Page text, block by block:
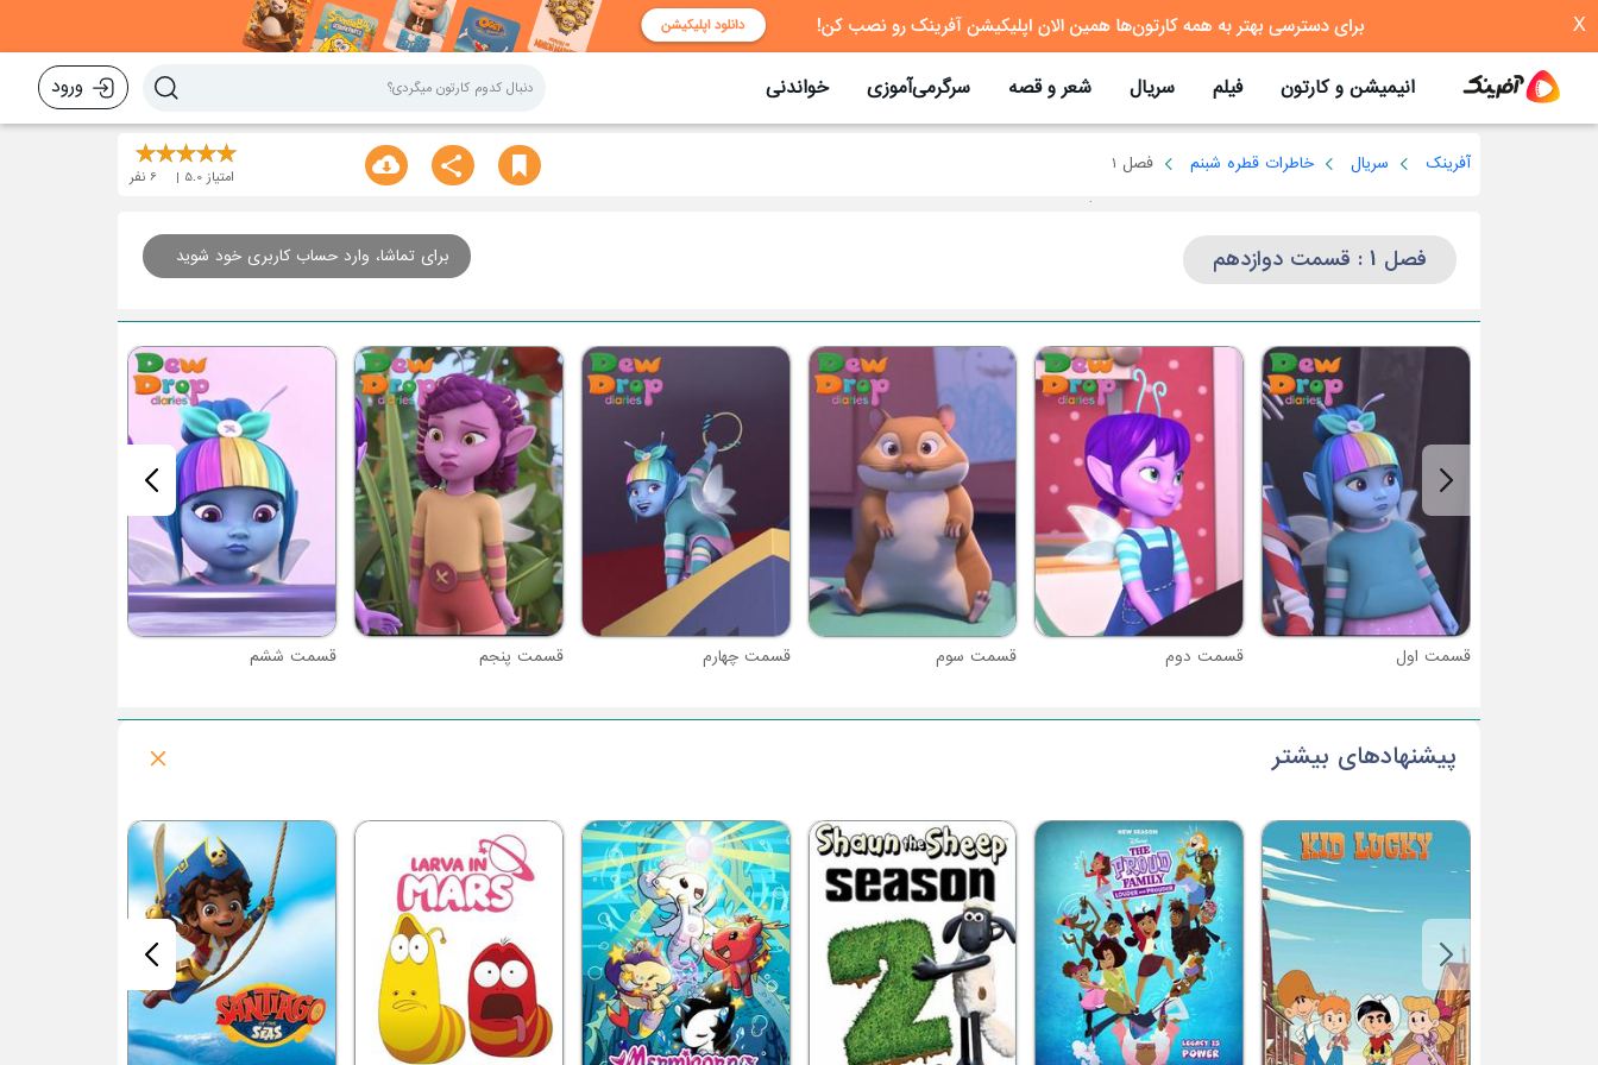
X
انیمیشن و کارتون فیلم سریال شعر و قصه سرگرمی‌آموزی خواندنی ورود
آفرینک سریال خاطرات قطره شبنم فصل 1
امتیاز 5.0
6 نفر
فصل 1 : قسمت دوازدهم برای تماشا، وارد حساب کاربری خود شوید
قسمت اول قسمت دوم قسمت سوم قسمت چهارم قسمت پنجم قسمت ششم
پیشنهادهای بیشتر